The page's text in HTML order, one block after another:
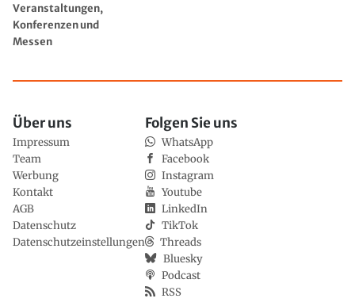
Veranstaltungen,
Konferenzen und
Messen
Über uns
Impressum
Team
Werbung
Kontakt
AGB
Datenschutz
Datenschutzeinstellungen
Folgen Sie uns
WhatsApp
Facebook
Instagram
Youtube
LinkedIn
TikTok
Threads
Bluesky
Podcast
RSS